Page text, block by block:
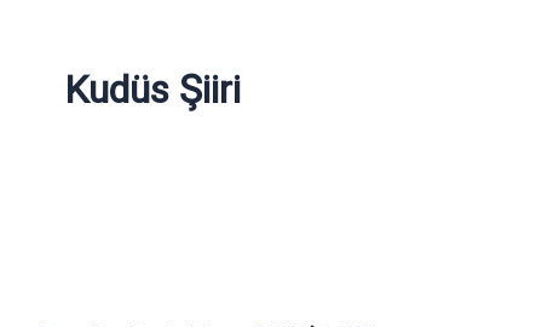
Kudüs Şiiri